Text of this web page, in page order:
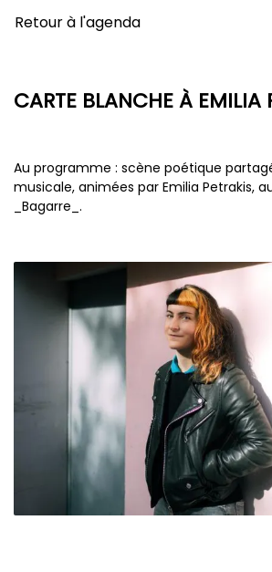
Retour à l'agenda
CARTE BLANCHE À EMILIA
Au programme : scène poétique
musicale, animées par Emilia Petrakis,
_Bagarre_.